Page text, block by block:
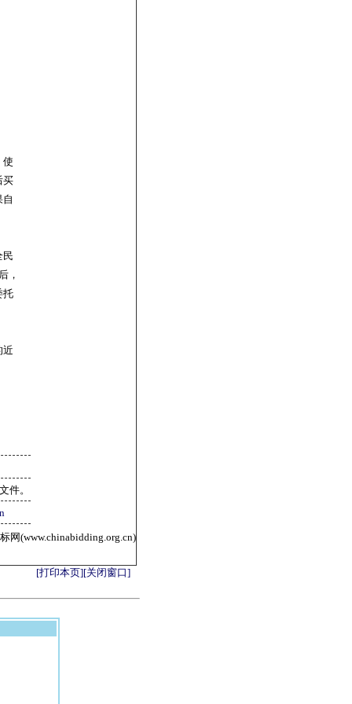
使
买
民
，
托
近
件。
网(www.chinabidding.org.cn)
[打印本页][关闭窗口]